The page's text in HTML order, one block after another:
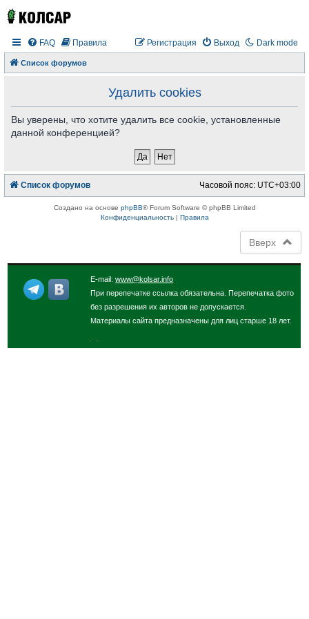
Dark mode
FAQ Правила Выход
Регистрация
Список форумов
Удалить cookies
Вы уверены, что хотите удалить все cookie, установленные
данной конференцией?
Список форумов Часовой пояс: UTC+03:00
Создано на основе phpBB® Forum Software © phpBB Limited
Конфиденциальность| Правила
Вверх
E-mail:www@kolsar.info
При перепечатке ссылка обязательна. Перепечатка фото
без разрешения их авторов не допускается.
Материалы сайта предназначены для лиц старше 18 лет.